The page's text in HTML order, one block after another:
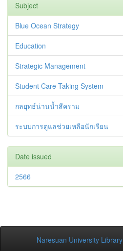
Subject
Blue Ocean Strategy
Education
Strategic Management
Student Care-Taking System
กลยุทธ์น่านน้ำสีคราม
ระบบการดูแลช่วยเหลือนักเรียน
Date issued
2566
Naresuan University Library